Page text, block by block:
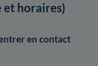
et horaires)
en contact